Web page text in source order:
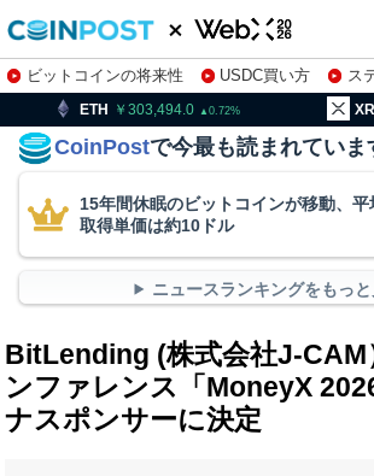
ビットコインの将来性 USDC買い方
ス
株特集・関連銘柄
0.72 XRP 3.08
CoinPostで今最も読まれていま
15年間休眠のビットコインが移動、平
取得単価は約10ドル
ニュースランキングをもっ
BitLending (株式会社J-CAM
ンファレンス「MoneyX
ナスポンサーに決定